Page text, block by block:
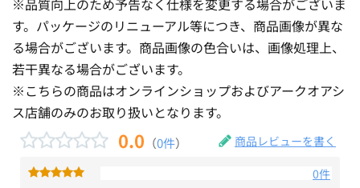
※品質向上のため予告なく仕様を変更する場合がございま
す。パッケージのリニューアル等につき、商品画像が異な
る場合がございます。商品画像の色合いは、画像処理上、
若干異なる場合がございます。
※こちらの商品はオンラインショップおよびアークオアシ
ス店舗のみのお取り扱いとなります。
0.0 （0件） 商品レビューを書く
0件